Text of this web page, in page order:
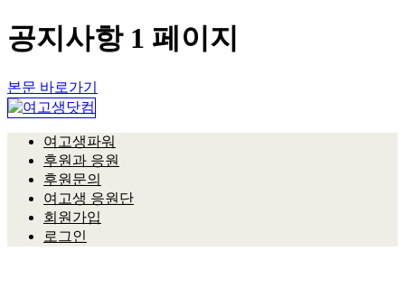
공지사항 1 페이지
본문 바로가기
여고생파워
후원과 응원
후원문의
여고생 응원단
회원가입
로그인